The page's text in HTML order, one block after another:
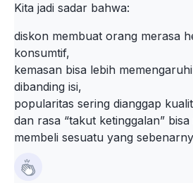
Kita jadi sadar bahwa:
diskon membuat orang merasa
konsumtif,
kemasan bisa lebih
dibanding isi,
popularitas sering dianggap
dan rasa “takut ketinggalan”
membeli sesuatu yang